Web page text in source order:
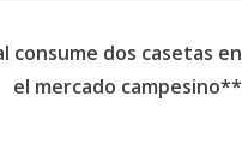
dos casetas en
el mercado campesino**